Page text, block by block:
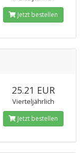
Jetzt bestellen
25.21 EUR
Vierteljährlich
Jetzt bestellen